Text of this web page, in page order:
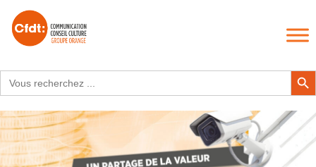
for:
Search